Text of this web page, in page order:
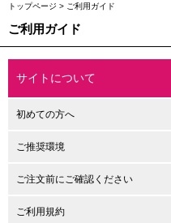
トップページ > ご利用ガイド
ご利用ガイド
サイトについて
初めての方へ
ご推奨環境
ご注文前にご確認ください
ご利用規約